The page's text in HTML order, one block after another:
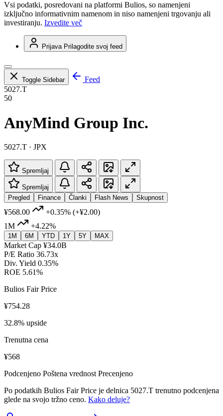
Vsi podatki, posredovani na platformi Bulios, so namenjeni
izključno informativnim namenom in niso namenjeni trgovanju ali
investiranju. Izvedite več
Prijava Prilagodite svoj feed
Toggle Sidebar
Feed
5027.T
50
AnyMind Group Inc.
5027.T · JPX
Spremljaj
Spremljaj
Pregled
Finance Članki Flash News Skupnost
¥568.00 +0.35% (+¥2.00)
1M
+4.22%
1M 6M YTD 1Y 5Y MAX
Market Cap ¥34.0B
P/E Ratio 36.73x
Div. Yield 0.35%
ROE 5.61%
Bulios Fair Price
¥754.28
32.8% upside
Trenutna cena
¥568
Podcenjeno Poštena vrednost Precenjeno
Po podatkih Bulios Fair Price je delnica 5027.T trenutno podcenjena
glede na svojo tržno ceno. Kako deluje?